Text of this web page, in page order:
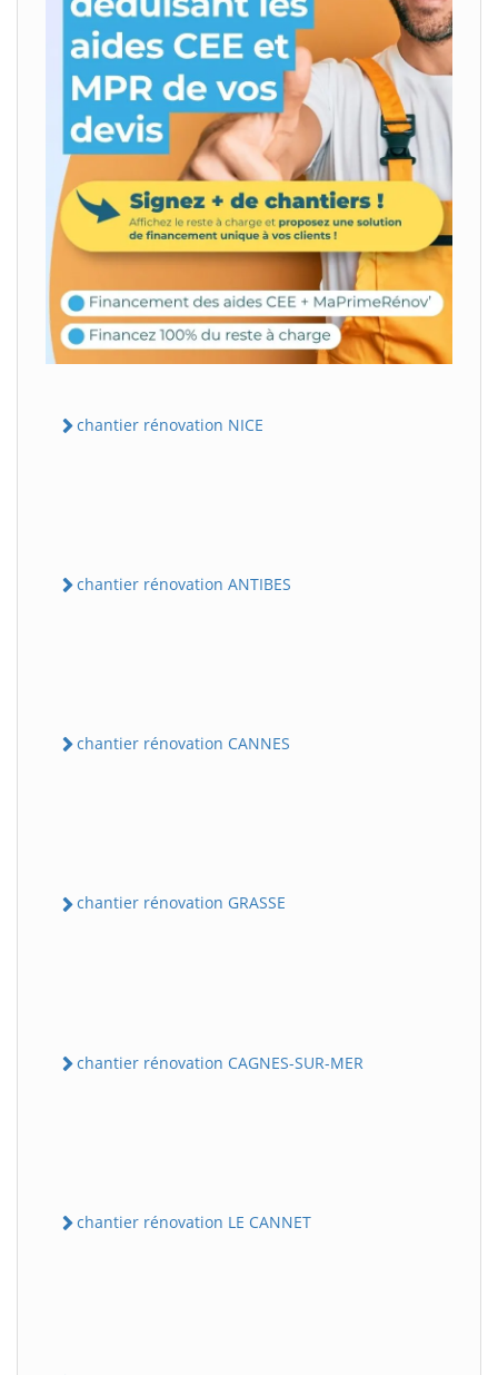
chantier rénovation NICE
chantier rénovation ANTIBES
chantier rénovation CANNES
chantier rénovation GRASSE
chantier rénovation CAGNES-SUR-MER
chantier rénovation LE CANNET